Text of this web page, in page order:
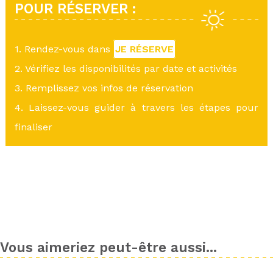
POUR RÉSERVER :
1. Rendez-vous dans JE RÉSERVE
2. Vérifiez les disponibilités par date et activités
3. Remplissez vos infos de réservation
4. Laissez-vous guider à travers les étapes pour
finaliser
Vous aimeriez peut-être aussi...